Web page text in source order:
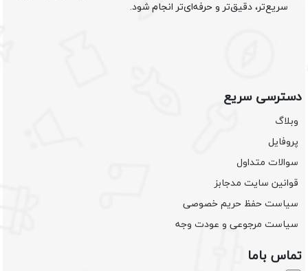
سریع‌تر، دقیق‌تر و حرفه‌ای‌تر انجام شود.
دسترسی سریع
وبلاگ
پروفایل
سوالات متداول
قوانین سایت مدجابز
سیاست حفظ حریم خصوصی
سیاست مرجوعی و عودت وجه
تماس باما